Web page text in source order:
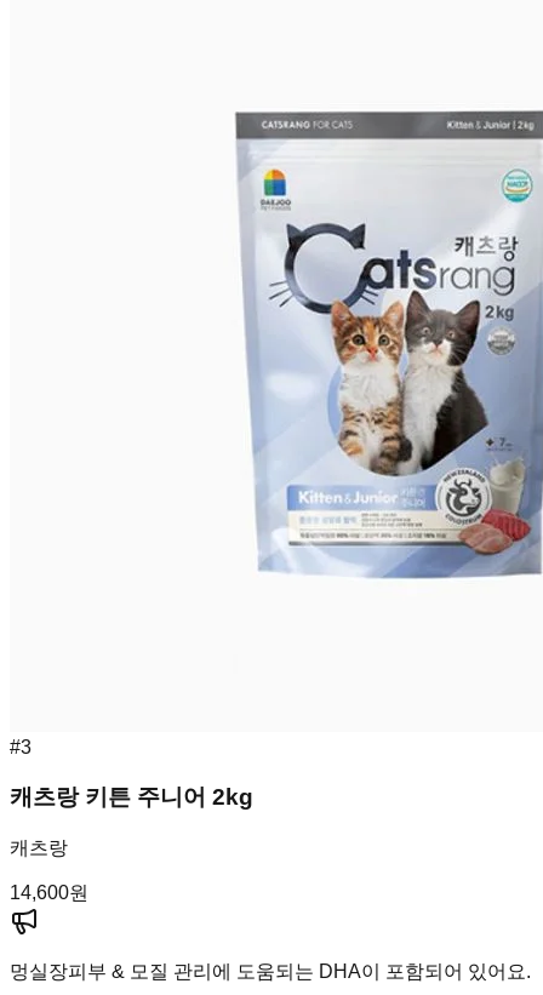
#3
캐츠랑 키튼 주니어 2kg
캐츠랑
14,600원
멍실장피부 & 모질 관리에 도움되는 DHA이 포함되어 있어요.